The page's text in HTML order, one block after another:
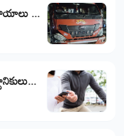
​...